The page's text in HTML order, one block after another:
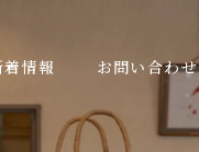
着情報 お問い合わせ